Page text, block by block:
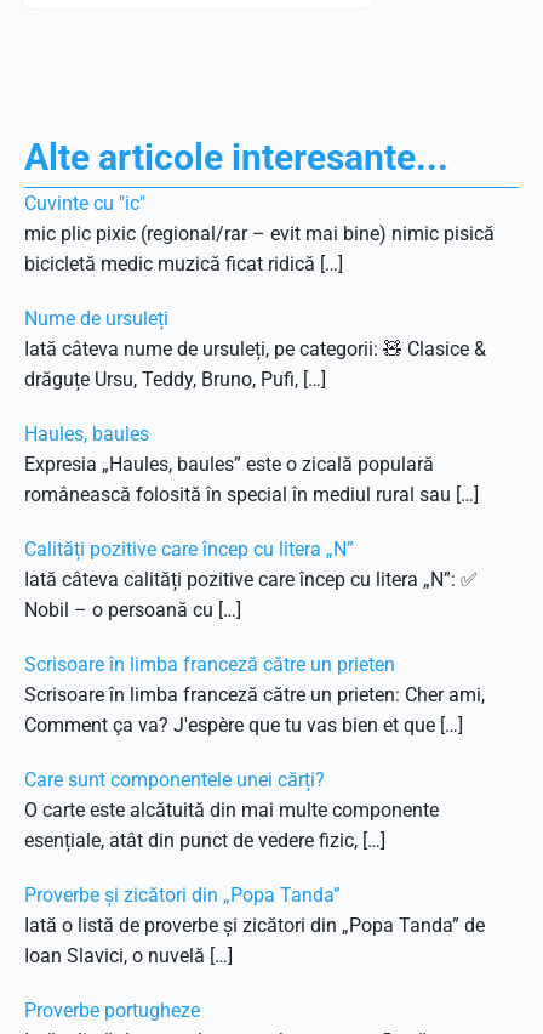
Alte articole interesante...
Cuvinte cu "ic"
mic plic pixic (regional/rar – evit mai bine) nimic pisică
bicicletă medic muzică ficat ridică […]
Nume de ursuleți
Iată câteva nume de ursuleți, pe categorii: 🧸 Clasice &
drăguțe Ursu, Teddy, Bruno, Pufi, […]
Haules, baules
Expresia „Haules, baules” este o zicală populară
românească folosită în special în mediul rural sau […]
Calități pozitive care încep cu litera „N”
Iată câteva calități pozitive care încep cu litera „N”: ✅
Nobil – o persoană cu […]
Scrisoare în limba franceză către un prieten
Scrisoare în limba franceză către un prieten: Cher ami,
Comment ça va? J'espère que tu vas bien et que […]
Care sunt componentele unei cărți?
O carte este alcătuită din mai multe componente
esențiale, atât din punct de vedere fizic, […]
Proverbe și zicători din „Popa Tanda”
Iată o listă de proverbe și zicători din „Popa Tanda” de
Ioan Slavici, o nuvelă […]
Proverbe portugheze